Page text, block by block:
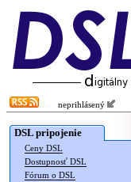
neprihlásený
DSL pripojenie
Ceny DSL
Dostupnosť DSL
Fórum o DSL